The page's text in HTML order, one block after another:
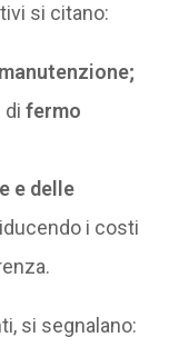
si citano:
manutenzione;
di fermo
e delle
i costi
si segnalano: